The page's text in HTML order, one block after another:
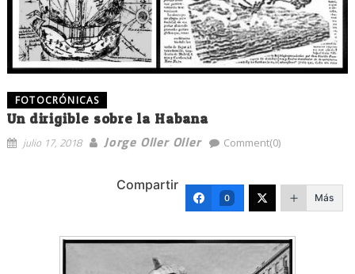
FOTOCRÓNICAS
Un dirigible sobre la Habana
julio 17, 2018 Jorge Oller Oller Comment(0)
Compartir
0 Más